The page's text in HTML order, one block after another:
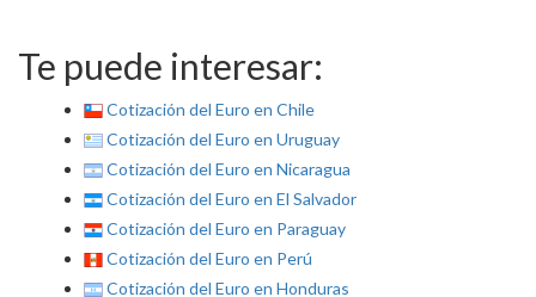
Te puede interesar:
Cotización del Euro en Chile
Cotización del Euro en Uruguay
Cotización del Euro en Nicaragua
Cotización del Euro en El Salvador
Cotización del Euro en Paraguay
Cotización del Euro en Perú
Cotización del Euro en Honduras